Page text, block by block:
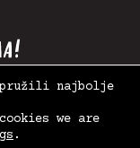
pružili najbolje
we are
.